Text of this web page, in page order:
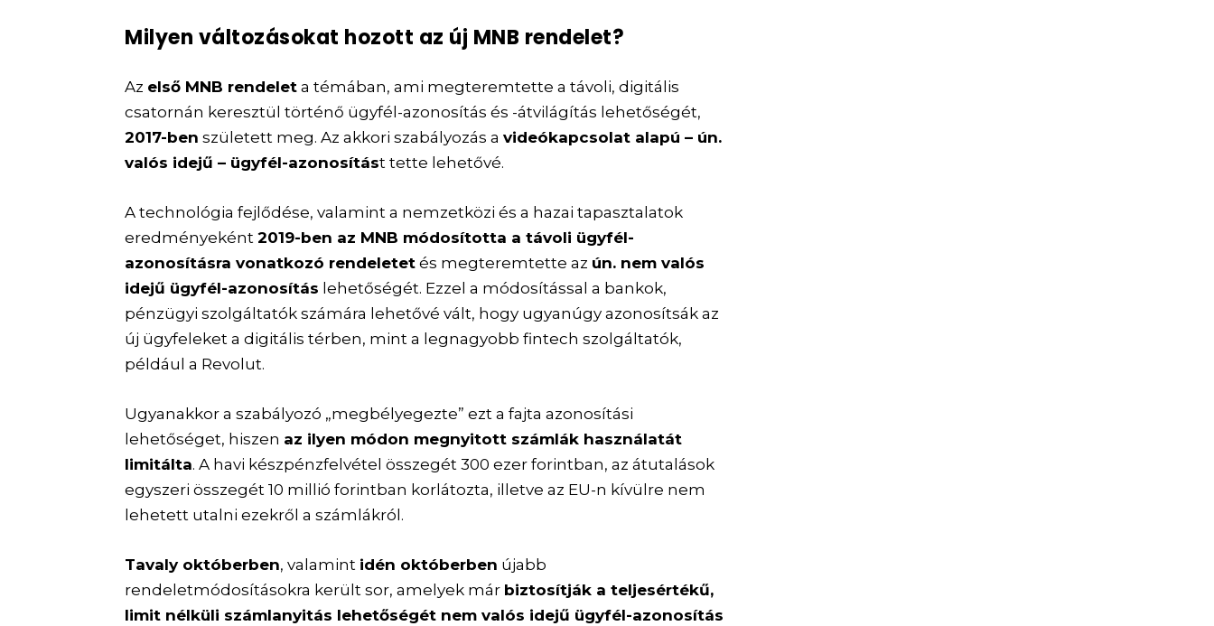
Milyen változásokat hozott az új MNB rendelet?
Az első MNB rendelet a témában, ami megteremtette a távoli, digitális
csatornán keresztül történő ügyfél-azonosítás és -átvilágítás lehetőségét,
2017-ben született meg. Az akkori szabályozás avideókapcsolat alapú – ún.
valós idejű – ügyfél-azonosítást tette lehetővé.
A technológia fejlődése, valamint a nemzetközi és a hazai tapasztalatok
eredményeként2019-ben az MNB módosította a távoli ügyfél-
azonosításra vonatkozó rendeletet és megteremtette az ún. nem valós
idejű ügyfél-azonosítás lehetőségét. Ezzel a módosítással a bankok,
pénzügyi szolgáltatók számára lehetővé vált, hogy ugyanúgy azonosítsák az
új ügyfeleket a digitális térben, mint a legnagyobb fintech szolgáltatók,
például a Revolut.
Ugyanakkor a szabályozó „megbélyegezte” ezt a fajta azonosítási
lehetőséget, hiszen az ilyen módon megnyitott számlák használatát
limitálta. A havi készpénzfelvétel összegét 300 ezer forintban, az átutalások
egyszeri összegét 10 millió forintban korlátozta, illetve az EU-n kívülre nem
lehetett utalni ezekről a számlákról.
Tavaly októberben, valamint idén októberben újabb
rendeletmódosításokra került sor, amelyek már biztosítják a teljesértékű,
limit nélküli számlanyitás lehetőségét nem valós idejű ügyfél-azonosítás